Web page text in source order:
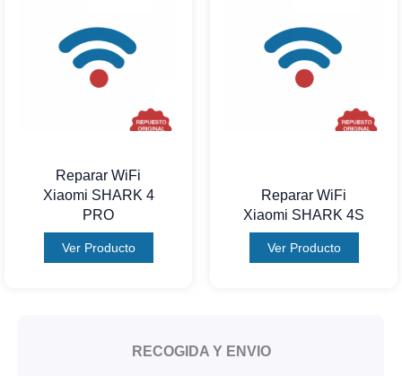
Reparar WiFi
Xiaomi SHARK 4
PRO
Ver Producto
Reparar WiFi
Xiaomi SHARK 4S
Ver Producto
RECOGIDA Y ENVIO